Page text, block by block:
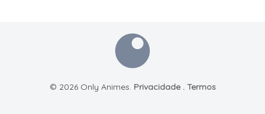
© 2026 Only Animes. Privacidade. Termos